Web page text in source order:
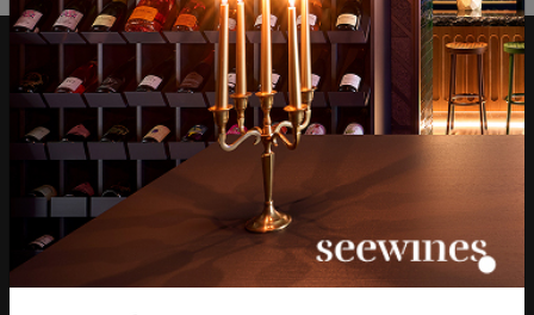
Над 1300 вина от цял
Физически магазини и